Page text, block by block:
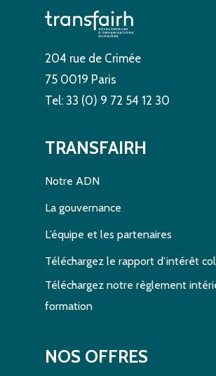
204 rue de Crimée
75 0019 Paris
Tel: 33 (0) 9 72 54 12 30
TRANSFAIRH
Notre ADN
La gouvernance
L’équipe et les partenaires
Téléchargez le rapport d’intérêt
Téléchargez notre règlement
formation
NOS OFFRES